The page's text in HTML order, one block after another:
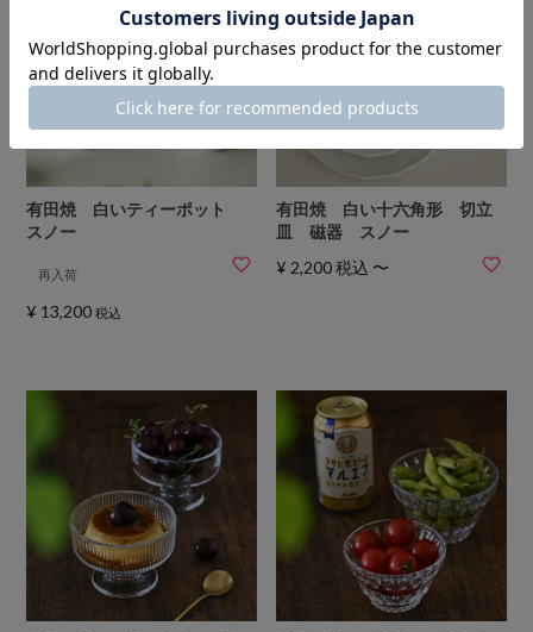
有田焼 白いティーポット
スノー
再入荷
¥ 13,200 税込
有田焼 白い十六角形 切立
皿 磁器 スノー
¥ 2,200税込 〜